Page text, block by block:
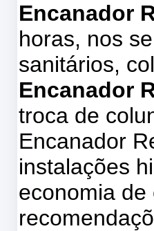
Encanador
horas, nos
sanitários,
Encanador
troca de
Encanador
instalações
economia